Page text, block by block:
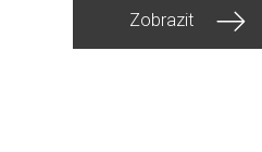
Zobrazit